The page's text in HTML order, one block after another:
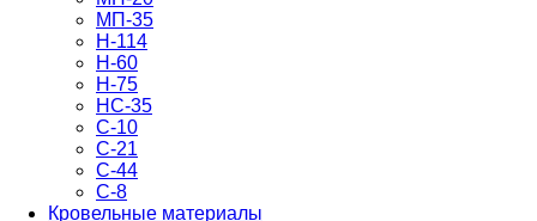
МП-35
Н-114
Н-60
Н-75
НС-35
С-10
С-21
С-44
С-8
Кровельные материалы